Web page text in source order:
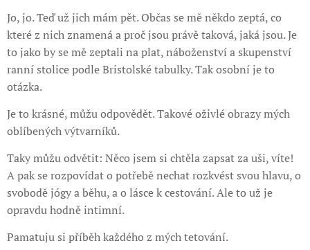
Jo, jo. Teď už jich mám pět. Občas se mě někdo zeptá, co
které z nich znamená a proč jsou právě taková, jaká jsou. Je
to jako by se mě zeptali na plat, náboženství a skupenství
ranní stolice podle Bristolské tabulky. Tak osobní je to
otázka.
Je to krásné, můžu odpovědět. Takové oživlé obrazy mých
oblíbených výtvarníků.
Taky můžu odvětit: Něco jsem si chtěla zapsat za uši, víte!
A pak se rozpovídat o potřebě nechat rozkvést svou hlavu, o
svobodě jógy a běhu, a o lásce k cestování. Ale to už je
opravdu hodně intimní.
Pamatuju si příběh každého z mých tetování.